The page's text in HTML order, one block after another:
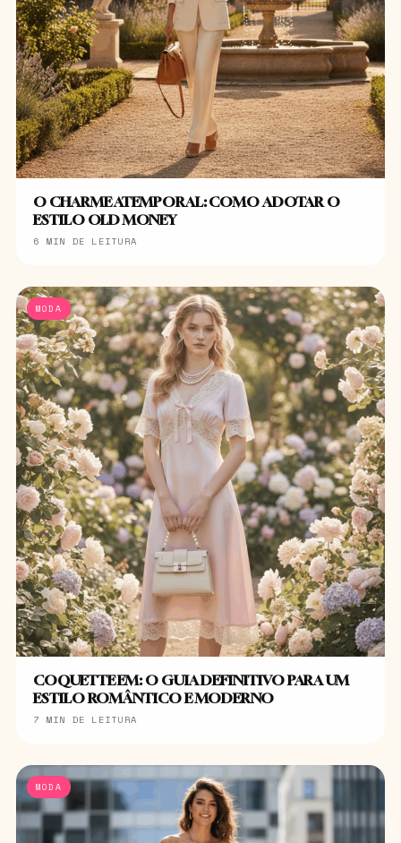
O CHARME ATEMPORAL: COMO ADOTAR O
ESTILO OLD MONEY
6 MIN DE LEITURA
MODA
COQUETTE EM: O GUIA DEFINITIVO PARA UM
ESTILO ROMÂNTICO E MODERNO
7 MIN DE LEITURA
MODA